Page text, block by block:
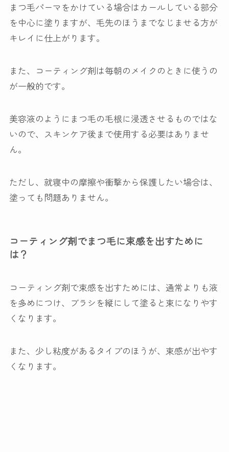
まつ毛パーマをかけている場合はカールしている部分
を中心に塗りますが、毛先のほうまでなじませる方が
キレイに仕上がります。
また、コーティング剤は毎朝のメイクのときに使うの
が一般的です。
美容液のようにまつ毛の毛根に浸透させるものではな
いので、スキンケア後まで使用する必要はありませ
ん。
ただし、就寝中の摩擦や衝撃から保護したい場合は、
塗っても問題ありません。
コーティング剤でまつ毛に束感を出すために
は？
コーティング剤で束感を出すためには、通常よりも液
を多めにつけ、ブラシを縦にして塗ると束になりやす
くなります。
また、少し粘度があるタイプのほうが、束感が出やす
くなります。